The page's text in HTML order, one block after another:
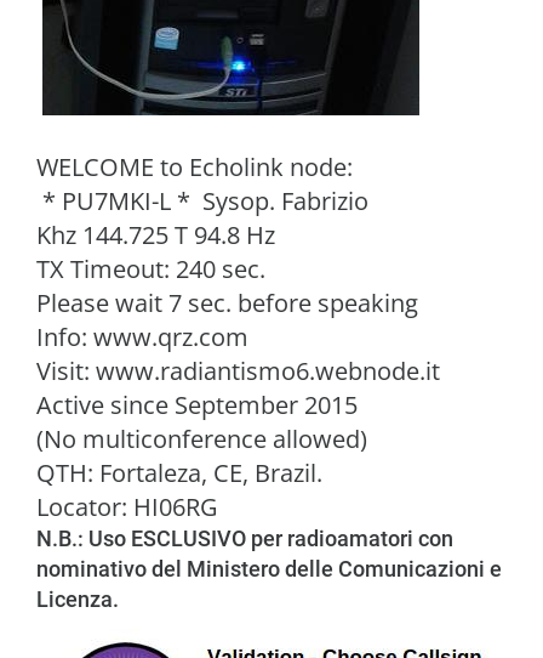
WELCOME to Echolink node:
* PU7MKI-L * Sysop. Fabrizio
Khz 144.725 T 94.8 Hz
TX Timeout: 240 sec.
Please wait 7 sec. before speaking
Info: www.qrz.com
Visit: www.radiantismo6.webnode.it
Active since September 2015
(No multiconference allowed)
QTH: Fortaleza, CE, Brazil.
Locator: HI06RG
N.B.: Uso ESCLUSIVO per radioamatori con
nominativo del Ministero delle Comunicazioni e
Licenza.